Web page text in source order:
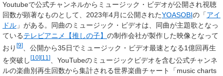
Youtubeで公式チャンネルからミュージック・ビデオが公開され視聴
回数が顕著なものとして、2023年4月に公開されたYOASOBIの「アイ
ドル 」がある。同曲のミュージック・ビデオは、同曲が主題歌となっ
ているテレビアニメ 【推しの子】 の制作会社が製作した映像となって
おり [9]
、公開から35日でミュージック・ビデオ最速となる1億回再生
を突破し[10][11 ]
、YouTubeのミュージックビデオを含む公式チャンネ
ルの楽曲別再生回数から集計される世界楽曲チャート「music charts